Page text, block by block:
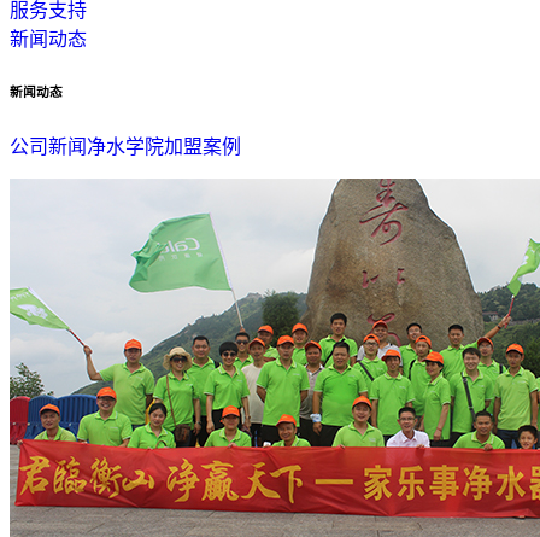
服务支持
新闻动态
新闻动态
公司新闻 净水学院加盟案例